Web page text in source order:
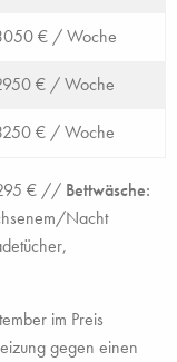
€ /Woche
€ /Woche
€ /Woche
€ // Bettwäsche:
Nacht
im Preis
gegen einen